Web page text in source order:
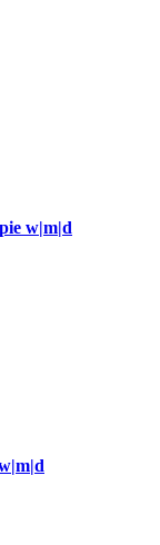
w|m|d